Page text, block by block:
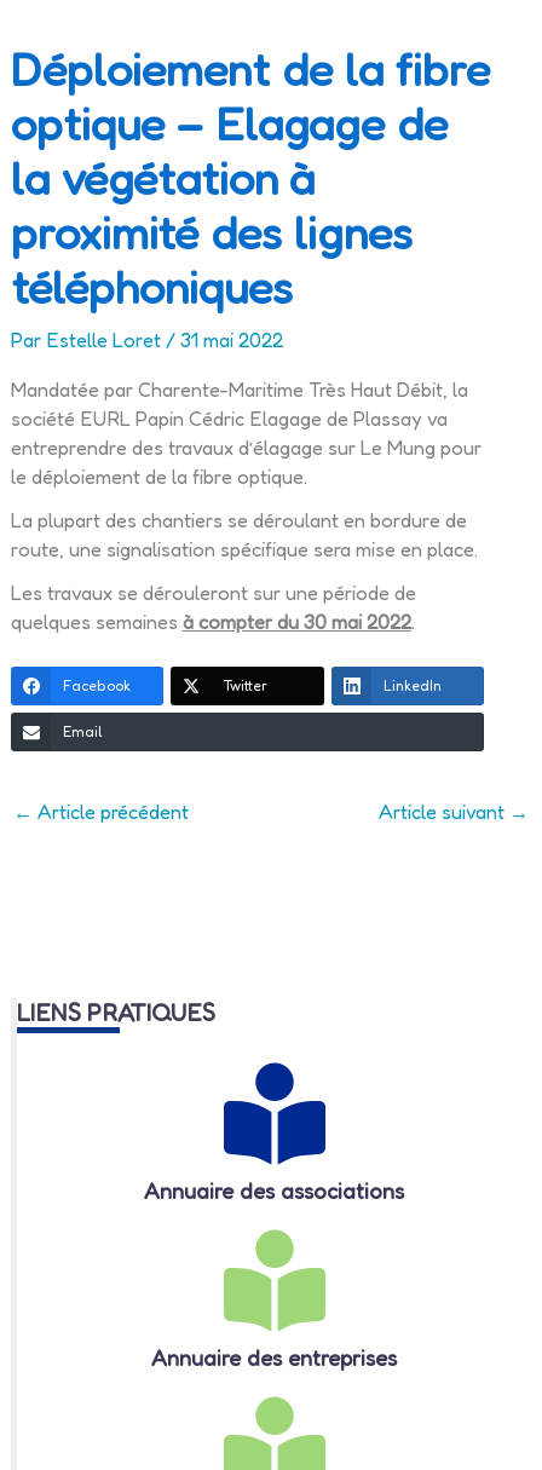
Déploiement de la fibre
optique – Elagage de
la végétation à
proximité des lignes
téléphoniques
Par Estelle Loret / 31 mai 2022
Mandatée par Charente-Maritime Très Haut Débit, la
société EURL Papin Cédric Elagage de Plassay va
entreprendre des travaux d’élagage sur Le Mung pour
le déploiement de la fibre optique.
La plupart des chantiers se déroulant en bordure de
route, une signalisation spécifique sera mise en place.
Les travaux se dérouleront sur une période de
quelques semaines à compter du 30 mai 2022.
Facebook Twitter LinkedIn
Email
← Article précédent Article suivant →
LIENS PRATIQUES
Annuaire des associations
Annuaire des entreprises